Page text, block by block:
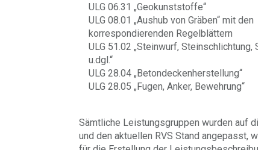
ULG 06.31 „Geokunststoffe“
ULG 08.01 „Aushub von Gräben“ mit den
korrespondierenden Regelblättern
ULG 51.02 „Steinwurf, Steinschlichtung,
u.dgl.“
ULG 28.04 „Betondeckenherstellung“
ULG 28.05 „Fugen, Anker, Bewehrung“
Sämtliche Leistungsgruppen wurden auf die
und den aktuellen RVS Stand angepasst,